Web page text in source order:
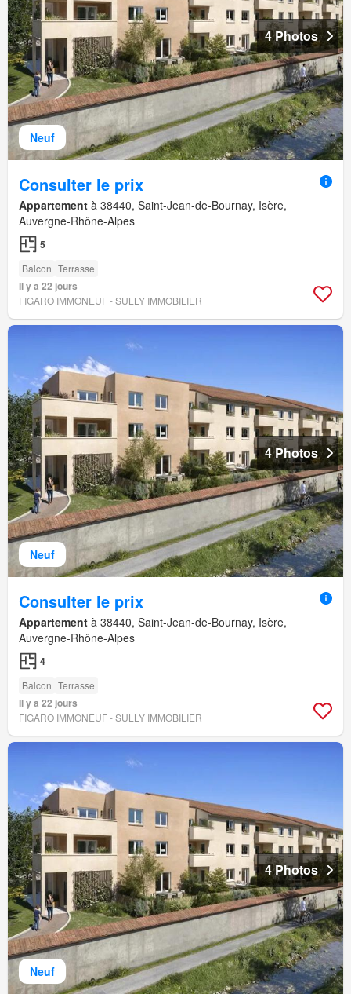
Neuf
4 Photos
Consulter le prix
Appartement à 38440, Saint-Jean-de-Bournay, Isère,
Auvergne-Rhône-Alpes
5
Balcon Terrasse
Il y a 22 jours
FIGARO IMMONEUF - SULLY IMMOBILIER
Neuf
4 Photos
Consulter le prix
Appartement à 38440, Saint-Jean-de-Bournay, Isère,
Auvergne-Rhône-Alpes
4
Balcon Terrasse
Il y a 22 jours
FIGARO IMMONEUF - SULLY IMMOBILIER
Neuf
4 Photos